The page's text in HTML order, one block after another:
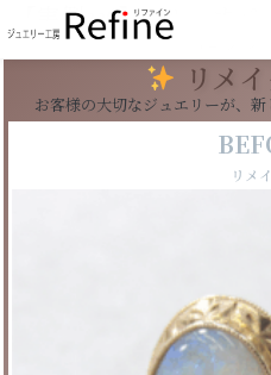
【実例226】ブルーオ
リメ
お客様の大切なジュエリーが、
リメ